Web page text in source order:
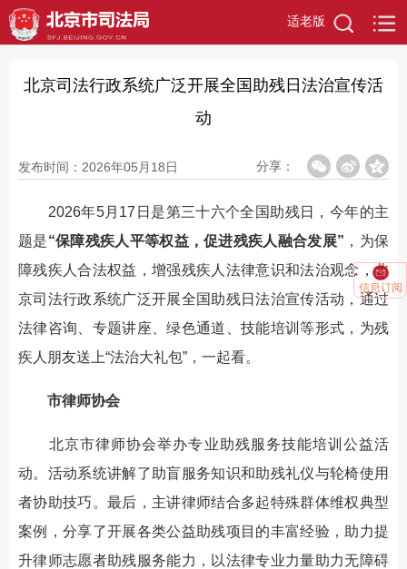
适老版
信息订阅
北京司法行政系统广泛开展全国助残日法治宣传活
动
发布时间：2026年05月18日 分享：
2026年5月17日是第三十六个全国助残日，今年的主
题是“保障残疾人平等权益，促进残疾人融合发展” ，为保
障残疾人合法权益，增强残疾人法律意识和法治观念，北
京司法行政系统广泛开展全国助残日法治宣传活动，通过
法律咨询、专题讲座、绿色通道、技能培训等形式，为残
疾人朋友送上“法治大礼包”，一起看。
市律师协会
北京市律师协会举办专业助残服务技能培训公益活
动。活动系统讲解了助盲服务知识和助残礼仪与轮椅使用
者协助技巧。最后，主讲律师结合多起特殊群体维权典型
案例，分享了开展各类公益助残项目的丰富经验，助力提
升律师志愿者助残服务能力，以法律专业力量助力无障碍